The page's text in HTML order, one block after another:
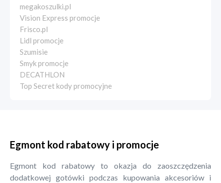
megakoszulki.pl
Vision Express promocje
Frisco.pl
Lidl promocje
Szumisie
Smyk promocje
DECATHLON
Top Secret kody promocyjne
Egmont kod rabatowy i promocje
Egmont kod rabatowy to okazja do zaoszczędzenia
dodatkowej gotówki podczas kupowania akcesoriów i